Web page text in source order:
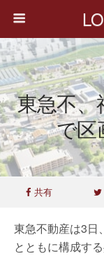
東急不、
で区
共有
東急不動産は3日
とともに構成す